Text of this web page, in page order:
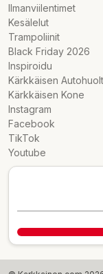
Ilmanviilentimet
Kesälelut
Trampoliinit
Black Friday 2026
Inspiroidu
Kärkkäisen
Kärkkäisen Kone
Instagram
Facebook
TikTok
Youtube